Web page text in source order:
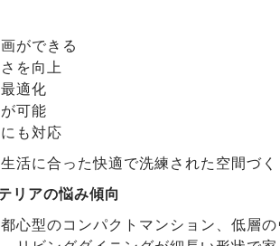
ができる
を向上
適化
可能
も対応
活に合った快適で洗練された空間づく
リアの悩み傾向
心型のコンパクトマンション、低層